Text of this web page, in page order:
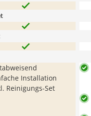
Installation
Reinigungs-Set